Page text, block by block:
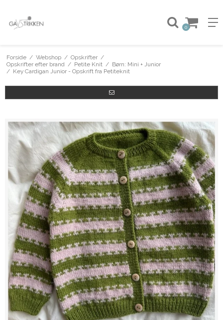
0
Forside / Webshop / Opskrifter /
Opskrifter efter brand / Petite Knit / Børn: Mini + Junior
/ Key Cardigan Junior - Opskrift fra Petiteknit